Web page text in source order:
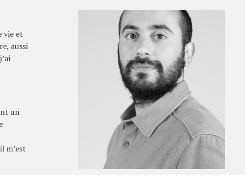
vie et
aussi
un
m’est
Faris Lounis © Droits réservés